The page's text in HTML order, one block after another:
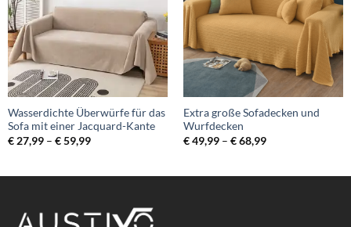
Wasserdichte Überwürfe für das
Sofa mit einer Jacquard-Kante
€27,99 – €59,99Preisspanne:
Extra große Sofadecken und
Wurfdecken
€49,99 – €68,99Preisspanne: